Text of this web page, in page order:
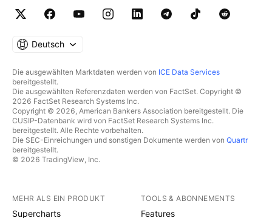
Deutsch
Die ausgewählten Marktdaten werden von ICE Data Services
bereitgestellt.
Die ausgewählten Referenzdaten werden von FactSet. Copyright ©
2026 FactSet Research Systems Inc.
Copyright © 2026, American Bankers Association bereitgestellt. Die
CUSIP-Datenbank wird von FactSet Research Systems Inc.
bereitgestellt. Alle Rechte vorbehalten.
Die SEC-Einreichungen und sonstigen Dokumente werden von Quartr
bereitgestellt.
© 2026 TradingView, Inc.
MEHR ALS EIN PRODUKT
Supercharts
TOOLS & ABONNEMENTS
Features